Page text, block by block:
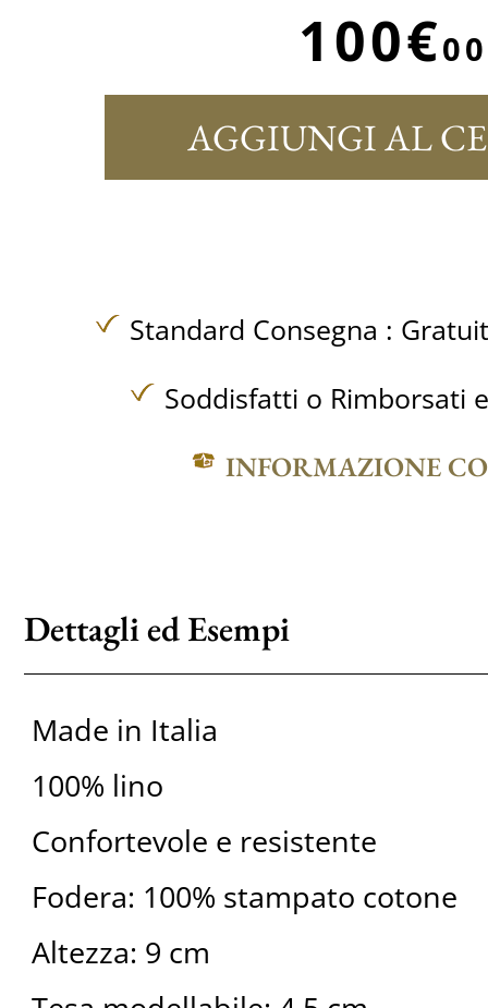
100€00
AGGIUNGI AL
Standard Consegna :
Soddisfatti o Rimborsati
INFORMAZIONE
Dettagli ed Esempi
Made in Italia
100% lino
Confortevole e resistente
Fodera: 100% stampato cotone
Altezza: 9 cm